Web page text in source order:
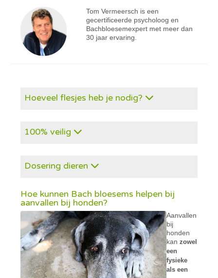
Tom Vermeersch is een
gecertificeerde psycholoog en
Bachbloesemexpert met meer dan
30 jaar ervaring.
Hoeveel flesjes heb je nodig?
100% veilig
Dosering dieren
Hoe kunnen Bach bloesems helpen bij
aanvallen bij honden?
Aanvallen
bij
honden
kanzowel
een
fysieke
als een